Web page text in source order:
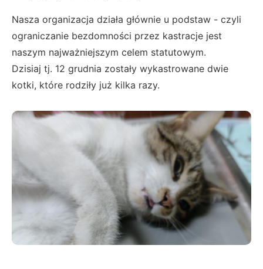
Nasza organizacja działa głównie u podstaw - czyli
ograniczanie bezdomności przez kastracje jest
naszym najważniejszym celem statutowym.
Dzisiaj tj. 12 grudnia zostały wykastrowane dwie
kotki, które rodziły już kilka razy.